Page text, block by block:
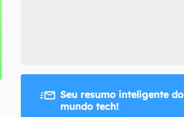
Seu resumo inteligente do
mundo tech!